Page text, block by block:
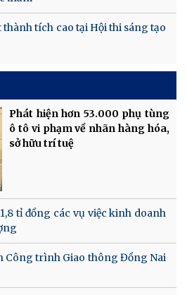
thành tích cao tại Hội thi sáng tạo
Phát hiện hơn 53.000 phụ tùng
ô tô vi phạm về nhãn hàng hóa,
sở hữu trí tuệ
tỉ đồng các vụ việc kinh doanh
Công trình Giao thông Đồng Nai